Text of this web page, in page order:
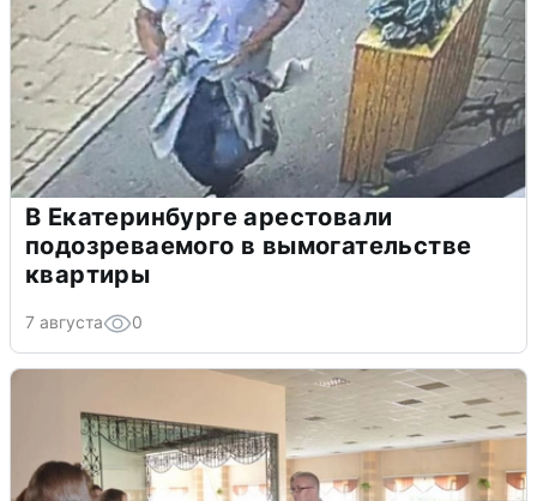
В Екатеринбурге арестовали
подозреваемого в вымогательстве
квартиры
7 августа 0